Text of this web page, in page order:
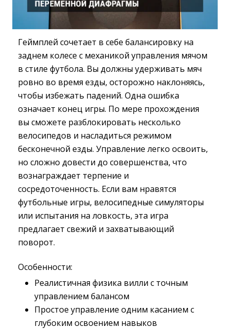
Геймплей сочетает в себе балансировку на
заднем колесе с механикой управления мячом
в стиле футбола. Вы должны удерживать мяч
ровно во время езды, осторожно наклоняясь,
чтобы избежать падений. Одна ошибка
означает конец игры. По мере прохождения
вы сможете разблокировать несколько
велосипедов и насладиться режимом
бесконечной езды. Управление легко освоить,
но сложно довести до совершенства, что
вознаграждает терпение и
сосредоточенность. Если вам нравятся
футбольные игры, велосипедные симуляторы
или испытания на ловкость, эта игра
предлагает свежий и захватывающий
поворот.
Особенности:
Реалистичная физика вилли с точным
управлением балансом
Простое управление одним касанием с
глубоким освоением навыков